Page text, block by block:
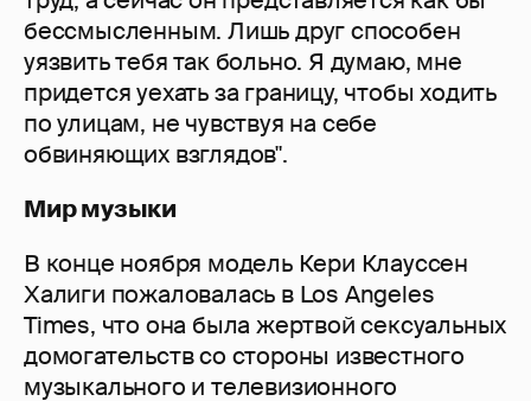
бессмысленным. Лишь друг способен
уязвить тебя так больно. Я думаю, мне
придется уехать за границу, чтобы ходить
по улицам, не чувствуя на себе
обвиняющих взглядов".
Мир музыки
В конце ноября модель Кери Клауссен
Халиги пожаловалась в Los Angeles
Times, что она была жертвой сексуальных
домогательств со стороны известного
музыкального и телевизионного